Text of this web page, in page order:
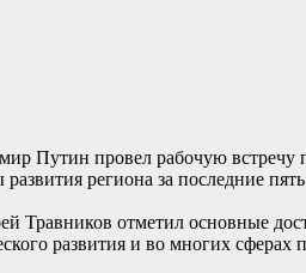
Путин провел рабочую встречу
региона за последние пять
Травников отметил основные
развития и во многих